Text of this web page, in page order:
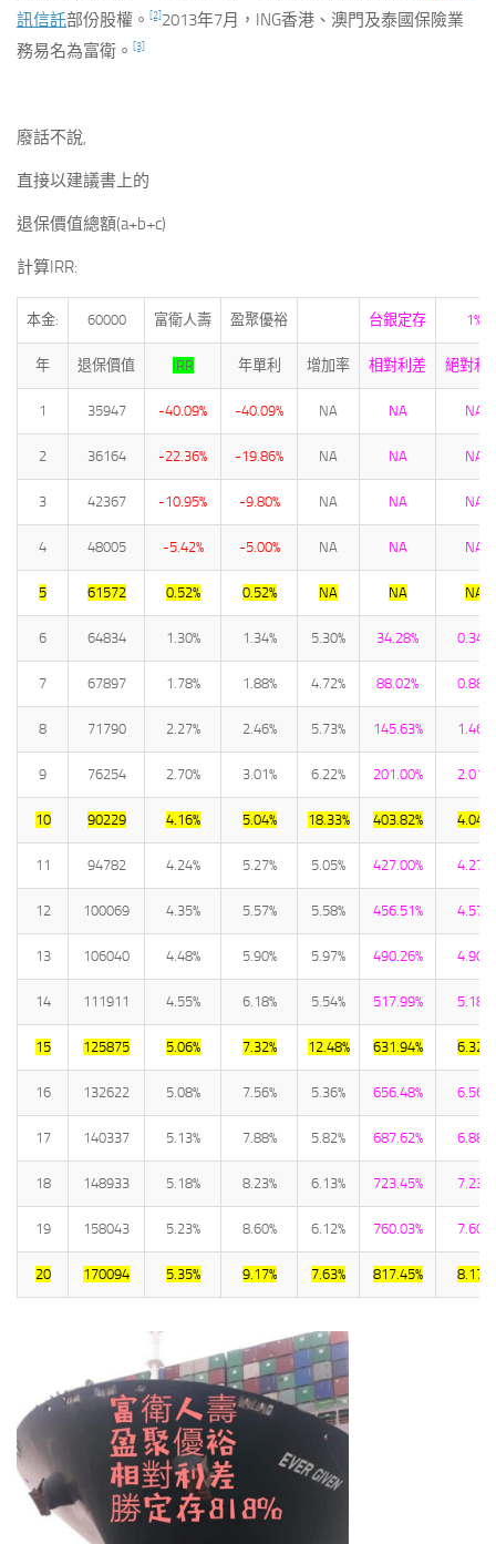
訊信託部份股權。 [2]2013年7月，ING香港、澳門及泰國保險業
務易名為富衛。 [3]
廢話不說,
直接以建議書上的
退保價值總額(a+b+c)
計算IRR:
本金: 60000 富衛人壽 盈聚優裕 台銀定存 1%
年 退保價值 IRR 年單利 增加率 相對利差 絕對利
1 35947 -40.09% -40.09% NA NA NA
2 36164 -22.36% -19.86% NA NA NA
3 42367 -10.95% -9.80% NA NA NA
4 48005 -5.42% -5.00% NA NA NA
5 61572 0.52% 0.52% NA NA NA
6 64834 1.30% 1.34% 5.30% 34.28% 0.34%
7 67897 1.78% 1.88% 4.72% 88.02% 0.88%
8 71790 2.27% 2.46% 5.73% 145.63% 1.46%
9 76254 2.70% 3.01% 6.22% 201.00% 2.01%
10 90229 4.16% 5.04% 18.33% 403.82% 4.04%
11 94782 4.24% 5.27% 5.05% 427.00% 4.27%
12 100069 4.35% 5.57% 5.58% 456.51% 4.57%
13 106040 4.48% 5.90% 5.97% 490.26% 4.90%
14 111911 4.55% 6.18% 5.54% 517.99% 5.18%
15 125875 5.06% 7.32% 12.48% 631.94% 6.32%
16 132622 5.08% 7.56% 5.36% 656.48% 6.56%
17 140337 5.13% 7.88% 5.82% 687.62% 6.88%
18 148933 5.18% 8.23% 6.13% 723.45% 7.23%
19 158043 5.23% 8.60% 6.12% 760.03% 7.60%
20 170094 5.35% 9.17% 7.63% 817.45% 8.17%